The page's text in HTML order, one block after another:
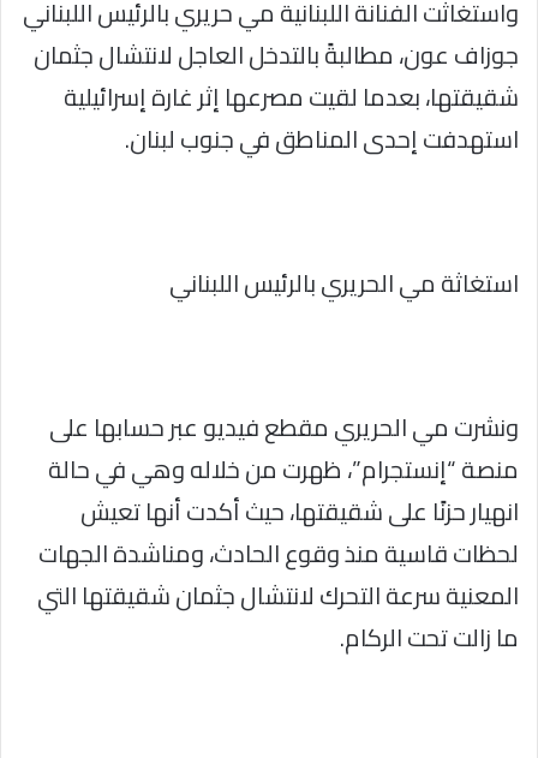
واستغاثت الفنانة اللبنانية مي حريري بالرئيس اللبناني
جوزاف عون، مطالبةً بالتدخل العاجل لانتشال جثمان
شقيقتها، بعدما لقيت مصرعها إثر غارة إسرائيلية
استهدفت إحدى المناطق في جنوب لبنان.
استغاثة مي الحريري بالرئيس اللبناني
ونشرت مي الحريري مقطع فيديو عبر حسابها على
منصة “إنستجرام”، ظهرت من خلاله وهي في حالة
انهيار حزنًا على شقيقتها، حيث أكدت أنها تعيش
لحظات قاسية منذ وقوع الحادث، ومناشدة الجهات
المعنية سرعة التحرك لانتشال جثمان شقيقتها التي
ما زالت تحت الركام.